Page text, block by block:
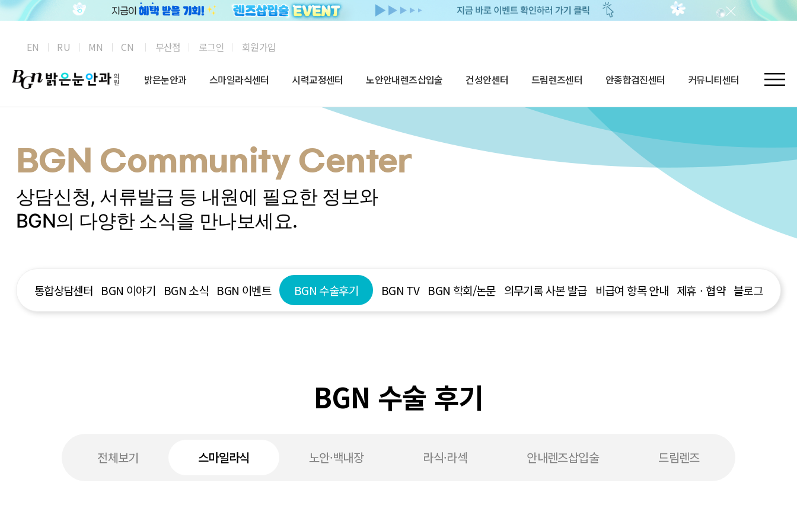
EN RU MN CN 부산점 로그인 회원가입
밝은눈안과 스마일라식센터 시력교정센터 노안안내렌즈삽입술 건성안센터 드림렌즈센터 안종합검진센터 커뮤니티센터
BGN Community Center
상담신청, 서류발급 등 내원에 필요한 정보와
BGN의 다양한 소식을 만나보세요.
통합상담센터 BGN 이야기 BGN 소식 BGN 이벤트 BGN 수술후기 BGN TV BGN 학회/논문 의무기록 사본 발급 비급여 항목 안내 제휴ㆍ협약 블로그
BGN 수술 후기
전체보기 스마일라식 노안·백내장 라식·라섹 안내렌즈삽입술 드림렌즈